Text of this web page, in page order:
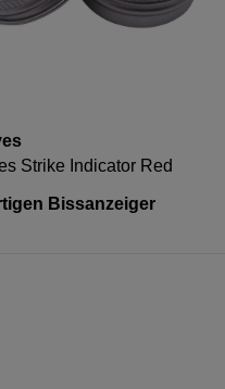
Strike Indicator Red
Bissanzeiger